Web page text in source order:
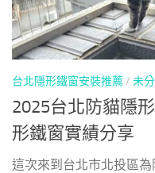
台北隱形鐵窗安裝推薦/ 未
2025台北防貓隱
形鐵窗實績分享
這次來到台北市北投區